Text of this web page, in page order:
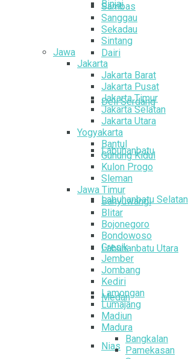
Binjai
Dairi
Deli Serdang
Labuhanbatu
Labuhanbatu Selatan
Labuhanbatu Utara
Medan
Nias
Sambas
Sanggau
Sekadau
Sintang
Jawa
Jakarta
Jakarta Barat
Jakarta Pusat
Jakarta Timur
Jakarta Selatan
Jakarta Utara
Yogyakarta
Bantul
Gunung Kidul
Kulon Progo
Sleman
Jawa Timur
Banyuwangi
Blitar
Bojonegoro
Bondowoso
Gresik
Jember
Jombang
Kediri
Lamongan
Lumajang
Madiun
Madura
Bangkalan
Pamekasan